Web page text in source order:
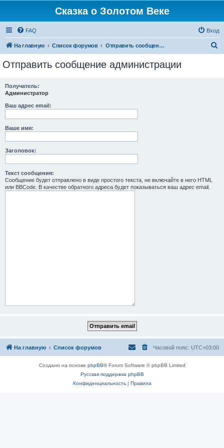
Сказка о Золотом Веке
FAQ Вход
На главную Список форумов Отправить сообщение администрации
Отправить сообщение администрации
Получатель:
Администратор
Ваш адрес email:
Ваше имя:
Заголовок:
Текст сообщения:
Сообщение будет отправлено в виде простого текста, не включайте в него HTML
или BBCode. В качестве обратного адреса будет показываться ваш адрес email.
На главную Список форумов Часовой пояс: UTC+03:00
Создано на основе phpBB® Forum Software © phpBB Limited
Русская поддержка phpBB
Конфиденциальность| Правила